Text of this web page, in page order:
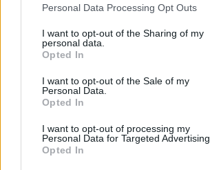
Personal Data Processing Opt Outs
I want to opt-out of the Sharing of my
personal data.
Opted In
I want to opt-out of the Sale of my
Personal Data.
Opted In
I want to opt-out of processing my
Personal Data for Targeted Advertising.
Opted In